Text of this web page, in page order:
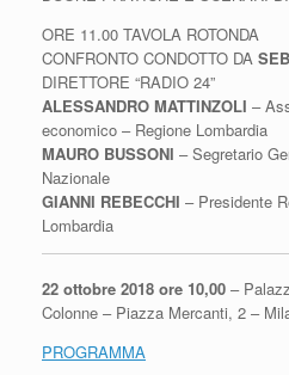
ORE 11.00 TAVOLA ROTONDA
CONFRONTO CONDOTTO DA
DIRETTORE “RADIO 24”
ALESSANDRO MATTINZOLI –
economico – Regione Lombardia
MAURO BUSSONI – Segretario
Nazionale
GIANNI REBECCHI – Presidente
Lombardia
22 ottobre 2018 ore 10,00 –
Colonne – Piazza Mercanti, 2 –
PROGRAMMA